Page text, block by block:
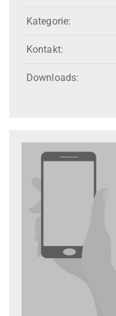
Kategorie:
Kontakt:
Downloads: